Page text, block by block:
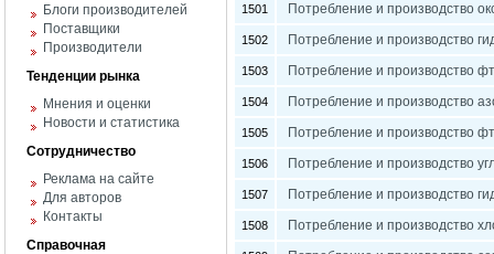
Блоги производителей
Поставщики
Производители
Тенденции рынка
Мнения и оценки
Новости и статистика
Сотрудничество
Реклама на сайте
Для авторов
Контакты
Справочная
1501 Потребление и производство
1502 Потребление и производство
1503 Потребление и производство
1504 Потребление и производство
1505 Потребление и производство
1506 Потребление и производство
1507 Потребление и производство
1508 Потребление и производство